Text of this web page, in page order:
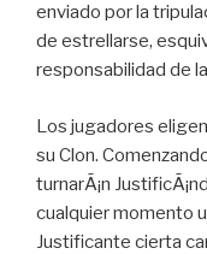
enviado por la
de estrellarse,
responsabilidad de
Los jugadores
su Clon.
turnarÃ¡n
cualquier momento
Justificante cierta